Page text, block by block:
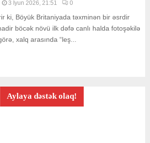
3 İyun 2026, 21:51 0
ki, Böyük Britaniyada təxminən bir əsrdir
böcək növü ilk dəfə canlı halda fotoşəkilə
xalq arasında “leş...
Aylaya dəstək olaq!